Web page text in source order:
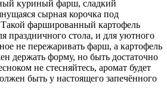
куриный фарш, сладкий
сырная корочка под
фаршированный картофель
праздничного стола, и для уютного
не пережаривать фарш, а картофель
держать форму, но быть достаточно
не стесняйтесь, аромат будет
быть у настоящего запечённого